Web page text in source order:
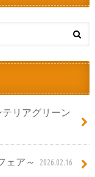
リアグリーン
ェア～ 2026.02.16